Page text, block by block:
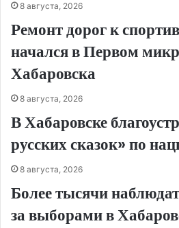
8 августа, 2026
Ремонт дорог к
начался в Первом
Хабаровска
8 августа, 2026
В Хабаровске
русских сказок» по
8 августа, 2026
Более тысячи
за выборами в